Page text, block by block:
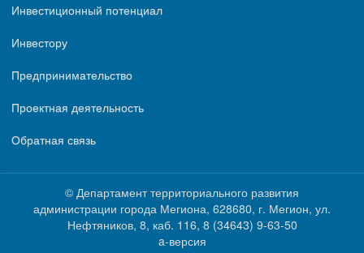
Инвестиционный потенциал
Инвестору
Предпринимательство
Проектная деятельность
Обратная связь
© Департамент территориального развития
администрации города Мегиона, 628680, г. Мегион, ул.
Нефтяников, 8, каб. 116, ‎‎8 (34643) 9-63-50
a-версия